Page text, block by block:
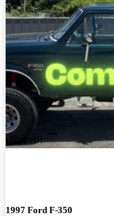
¡Nuevo!
1997 Ford F-350